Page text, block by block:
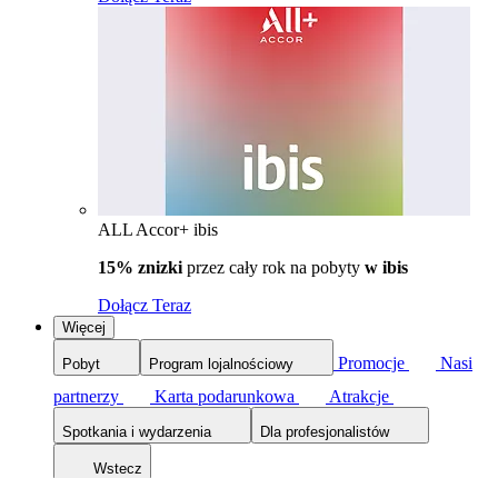
ALL Accor+ ibis
15% znizki przez cały rok na pobyty w ibis
Dołącz Teraz
Więcej
Pobyt Program lojalnościowy Promocje
Nasi
partnerzy
Karta podarunkowa Atrakcje
Spotkania i wydarzenia Dla profesjonalistów
Wstecz